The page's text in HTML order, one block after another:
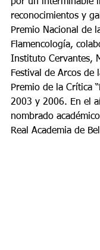
reconocimientos y
Premio Nacional de
Flamencología,
Instituto Cervantes,
Festival de Arcos de
Premio de la Crítica
2003 y 2006. En el
nombrado
Real Academia de